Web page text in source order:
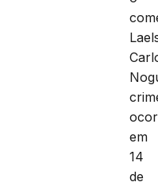
em
14
de